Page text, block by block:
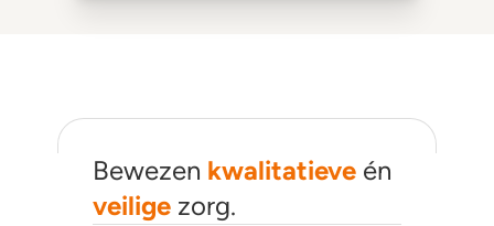
Bewezen kwalitatieve én
veilige zorg.